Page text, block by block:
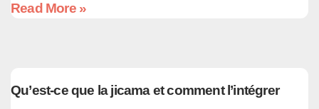
Read More »
Qu’est-ce que la jicama et comment l’intégrer